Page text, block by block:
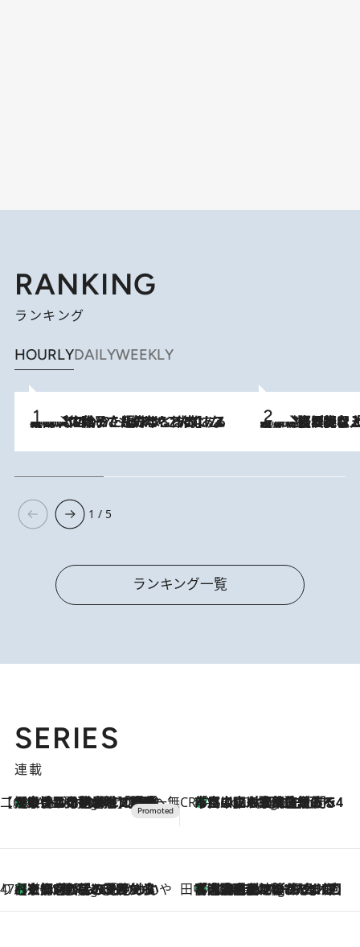
RANKING
ランキング
HOURLYDAILYWEEKLY
2026.8.5
【阿川佐和子さんの年とる力】なぜ70代で始めた趣味は“こんなに楽しい”のか？ ピアノ、俳句…スランプに陥っても続けられる“ある秘訣”とは 2026.8.5
【なぜ吉沢亮は「気配を消せる」のか？】興行収入208億の『国宝』を経て挑むミュージカル『ディア・エヴァン・ハンセン』。トップ俳優が舞台上でさらけ出した“孤独”とは
1 / 5
ランキング一覧
SERIES
連載
【CREA×星野リゾート】唯一無二。癒しと発見が待つ場所へ
3 Hours Ago
【トンボの足水浴】ヒノキの香りに包まれて涼感マックス！約13℃の湧水かけ流しを避暑地「星野温泉 トンボの湯」で体験 CREA'S CHOICE
5 Hours Ago
「立川にも歌舞伎があるんだよ」 片岡仁左衛門・市川中車ら豪華座組みで4年目の立川立飛歌舞伎へ
47都道府県の手みやげ ひんやりスイーツで夏を満喫
5 Hours Ago
【京都府】この夏絶対食べたい 冷やしておいしいおやつ3選 ひと口目から心を掴む新緑のテリーヌ 田中稲の勝手に再ブーム
10 Hours Ago
「湘南乃風に憧れて」観客大盛上がりの“タオル回し”に、ラッパー顔負けの高速歌唱まで…さだまさし（74）のアグレッシブすぎる現在地